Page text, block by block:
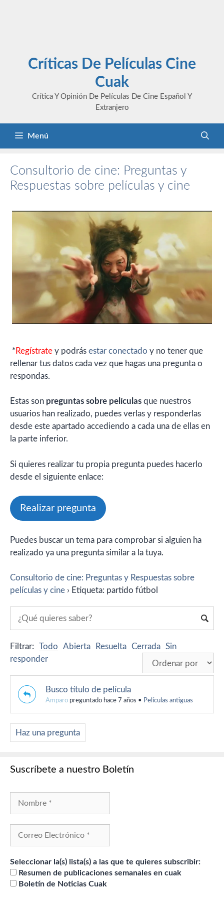
Críticas De Películas Cine
Cuak
Crítica Y Opinión De Películas De Cine Español Y
Extranjero
Menú
Consultorio de cine: Preguntas y
Respuestas sobre películas y cine
* Regístrate y podrás estar conectado y no tener que
rellenar tus datos cada vez que hagas una pregunta o
respondas.
Estas son preguntas sobre películas que nuestros
usuarios han realizado, puedes verlas y responderlas
desde este apartado accediendo a cada una de ellas en
la parte inferior.
Si quieres realizar tu propia pregunta puedes hacerlo
desde el siguiente enlace:
Realizar pregunta
Puedes buscar un tema para comprobar si alguien ha
realizado ya una pregunta similar a la tuya.
Consultorio de cine: Preguntas y Respuestas sobre
películas y cine › Etiqueta: partido fútbol
Filtrar: Todo Abierta Resuelta Cerrada Sin
responder
Busco título de película
Amparo preguntado hace 7 años • Películas antiguas
Haz una pregunta
Suscríbete a nuestro Boletín
Seleccionar la(s) lista(s) a las que te quieres subscribir:
Resumen de publicaciones semanales en cuak
Boletín de Noticias Cuak